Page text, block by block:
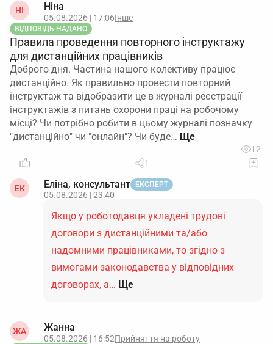
НІ Ніна
05.08.2026 | 17:06Інше
ВІДПОВІДЬ НАДАНО
Правила проведення повторного інструктажу
для дистанційних працівників
Доброго дня. Частина нашого колективу працює
дистанційно. Як правильно провести повторний
інструктаж та відобразити це в журналі реєстрації
інструктажів з питань охорони праці на робочому
місці? Чи потрібно робити в цьому журналі позначку
"дистанційно" чи "онлайн"? Чи буде…
12
1
ЕК Еліна, консультант ЕКСПЕРТ
05.08.2026 | 23:40
Якщо у роботодавця укладені трудові
договори з дистанційними та/або
надомними працівниками, то згідно з
вимогами законодавства у відповідних
договорах, а… Ще
ЖА Жанна
05.08.2026 | 16:52Прийняття на роботу